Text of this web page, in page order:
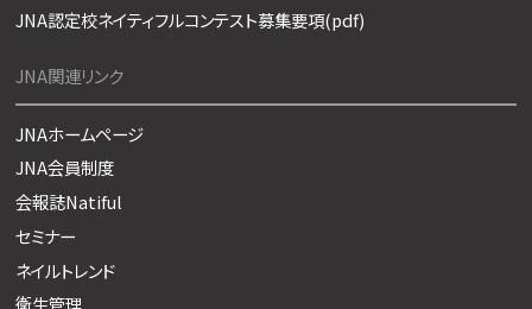
JNA認定校ネイティフルコンテスト募集要項(pdf)
JNA関連リンク
JNAホームページ
JNA会員制度
会報誌Natiful
セミナー
ネイルトレンド
衛生管理